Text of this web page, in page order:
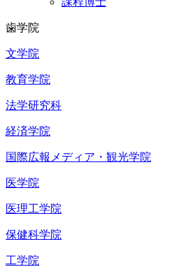
歯学院
文学院
教育学院
法学研究科
経済学院
国際広報メディア・観光学院
医学院
医理工学院
保健科学院
工学院